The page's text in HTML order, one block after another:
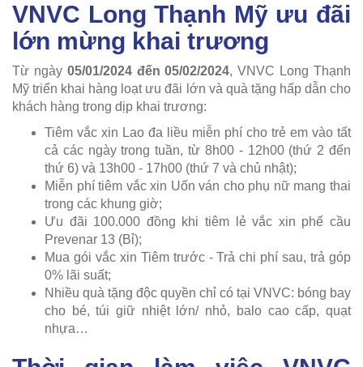
VNVC Long Thạnh Mỹ ưu đãi
lớn mừng khai trương
Từ ngày 05/01/2024 đến 05/02/2024, VNVC Long Thạnh
Mỹ triển khai hàng loạt ưu đãi lớn và quà tặng hấp dẫn cho
khách hàng trong dịp khai trương:
Tiêm vắc xin Lao đa liều miễn phí cho trẻ em vào tất
cả các ngày trong tuần, từ 8h00 - 12h00 (thứ 2 đến
thứ 6) và 13h00 - 17h00 (thứ 7 và chủ nhật);
Miễn phí tiêm vắc xin Uốn ván cho phụ nữ mang thai
trong các khung giờ;
Ưu đãi 100.000 đồng khi tiêm lẻ vắc xin phế cầu
Prevenar 13 (Bỉ);
Mua gói vắc xin Tiêm trước - Trả chi phí sau, trả góp
0% lãi suất;
Nhiều quà tặng độc quyền chỉ có tại VNVC: bóng bay
cho bé, túi giữ nhiệt lớn/ nhỏ, balo cao cấp, quạt
nhựa…